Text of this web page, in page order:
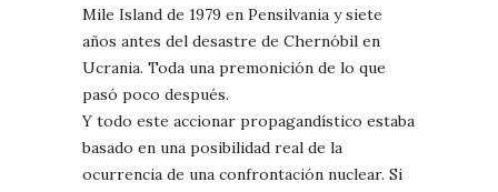
Mile Island de 1979 en Pensilvania y siete
años antes del desastre de Chernóbil en
Ucrania. Toda una premonición de lo que
pasó poco después.
Y todo este accionar propagandístico estaba
basado en una posibilidad real de la
ocurrencia de una confrontación nuclear. Si